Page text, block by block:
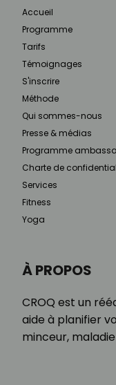
À PROPOS
CROQ est un
aide à planifier
minceur,
Accueil
Programme
Tarifs
Témoignages
S'inscrire
Méthode
Qui sommes-nous
Presse & médias
Programme
Charte de
Services
Fitness
Yoga